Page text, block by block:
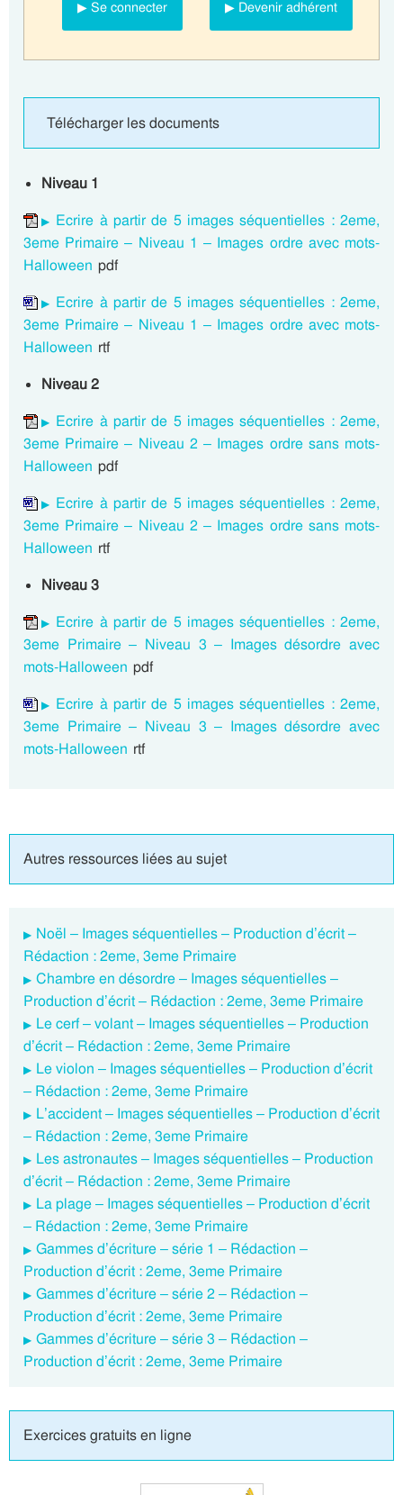
▶ Se connecter ▶ Devenir adhérent
Télécharger les documents
Niveau 1
Ecrire à partir de 5 images séquentielles : 2eme,
3eme Primaire – Niveau 1 – Images ordre avec mots-
Halloween pdf
Ecrire à partir de 5 images séquentielles : 2eme,
3eme Primaire – Niveau 1 – Images ordre avec mots-
Halloween rtf
Niveau 2
Ecrire à partir de 5 images séquentielles : 2eme,
3eme Primaire – Niveau 2 – Images ordre sans mots-
Halloween pdf
Ecrire à partir de 5 images séquentielles : 2eme,
3eme Primaire – Niveau 2 – Images ordre sans mots-
Halloween rtf
Niveau 3
Ecrire à partir de 5 images séquentielles : 2eme,
3eme Primaire – Niveau 3 – Images désordre avec
mots-Halloween pdf
Ecrire à partir de 5 images séquentielles : 2eme,
3eme Primaire – Niveau 3 – Images désordre avec
mots-Halloween rtf
Autres ressources liées au sujet
Noël – Images séquentielles – Production d’écrit –
Rédaction : 2eme, 3eme Primaire
Chambre en désordre – Images séquentielles –
Production d’écrit – Rédaction : 2eme, 3eme Primaire
Le cerf – volant – Images séquentielles – Production
d’écrit – Rédaction : 2eme, 3eme Primaire
Le violon – Images séquentielles – Production d’écrit
– Rédaction : 2eme, 3eme Primaire
L’accident – Images séquentielles – Production d’écrit
– Rédaction : 2eme, 3eme Primaire
Les astronautes – Images séquentielles – Production
d’écrit – Rédaction : 2eme, 3eme Primaire
La plage – Images séquentielles – Production d’écrit
– Rédaction : 2eme, 3eme Primaire
Gammes d’écriture – série 1 – Rédaction –
Production d’écrit : 2eme, 3eme Primaire
Gammes d’écriture – série 2 – Rédaction –
Production d’écrit : 2eme, 3eme Primaire
Gammes d’écriture – série 3 – Rédaction –
Production d’écrit : 2eme, 3eme Primaire
Exercices gratuits en ligne